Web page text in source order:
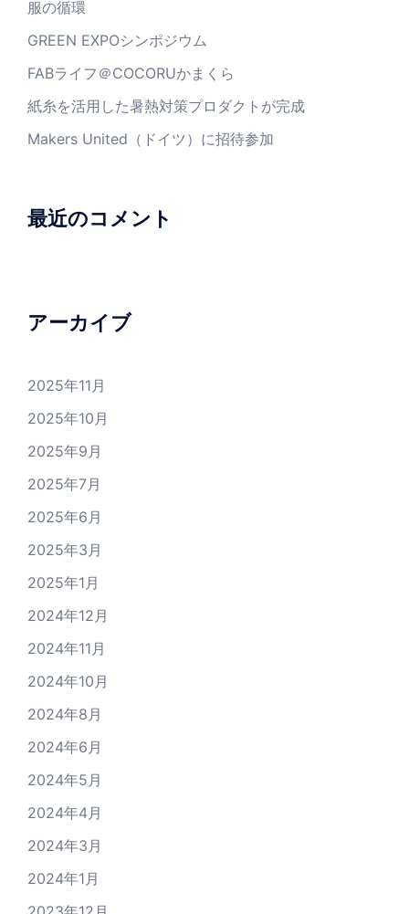
服の循環
GREEN EXPOシンポジウム
FABライフ＠COCORUかまくら
紙糸を活用した暑熱対策プロダクトが完成
Makers United（ドイツ）に招待参加
最近のコメント
アーカイブ
2025年11月
2025年10月
2025年9月
2025年7月
2025年6月
2025年3月
2025年1月
2024年12月
2024年11月
2024年10月
2024年8月
2024年6月
2024年5月
2024年4月
2024年3月
2024年1月